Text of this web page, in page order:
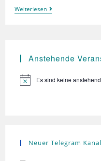
WeiterlesenStark
Unter
Familienfreizeit
Anstehende
H
Es sind keine
Neuer Telegram